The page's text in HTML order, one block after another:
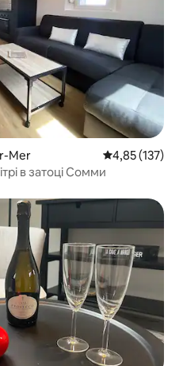
Mer Середня
4,85 (137)
в затоці Сомми